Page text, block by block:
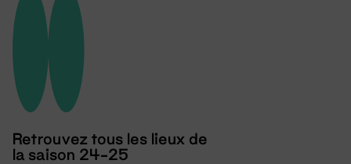
Retrouvez tous les lieux de
la saison 24-25